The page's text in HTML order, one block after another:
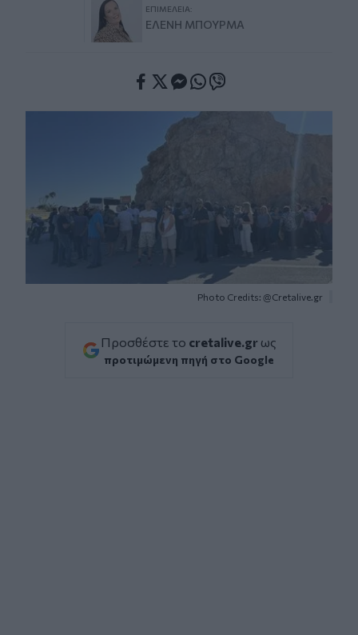
ΕΠΙΜΈΛΕΙΑ:
ΕΛΈΝΗ ΜΠΟΥΡΜΆ
Photo Credits: @Cretalive.gr
Προσθέστε το cretalive.gr ως
προτιμώμενη πηγή στο Google